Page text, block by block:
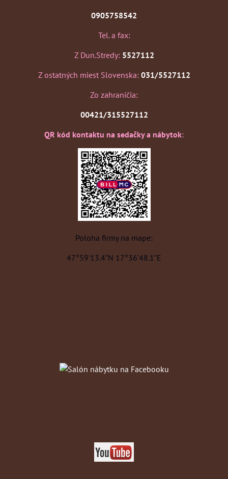
0905758542
Tel. a fax:
Z Dun.Stredy: 5527112
Z ostatných miest Slovenska: 031/5527112
Zo zahraničia:
00421/315527112
QR kód kontaktu na sedačky a nábytok:
Poloha firmy na mape:
47°59'13.4"N 17°36'48.1"E